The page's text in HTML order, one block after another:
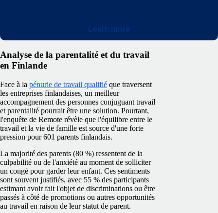
Learn more
Analyse de la parentalité et du travail
en Finlande
Face à la pénurie de travail qualifié que traversent
les entreprises finlandaises, un meilleur
accompagnement des personnes conjuguant travail
et parentalité pourrait être une solution. Pourtant,
l'enquête de Remote révèle que l'équilibre entre le
travail et la vie de famille est source d'une forte
pression pour 601 parents finlandais.
La majorité des parents (80 %) ressentent de la
culpabilité ou de l'anxiété au moment de solliciter
un congé pour garder leur enfant. Ces sentiments
sont souvent justifiés, avec 55 % des participants
estimant avoir fait l'objet de discriminations ou être
passés à côté de promotions ou autres opportunités
au travail en raison de leur statut de parent.